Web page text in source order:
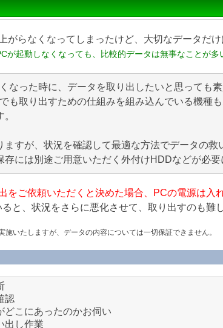
がらなくなってしまったけど、大切なデータだけ
が起動しなくなっても、比較的データは無事なことが多
なった時に、データを取り出したいと思っても
も取り出すための仕組みを組み込んでいる機種
ますが、状況を確認して最適な方法でデータの救
存には別途ご用意いただく外付けHDDなどが必要
をご依頼いただくと決めた場合、PCの電源は入
と、状況をさらに悪化させて、取り出すのも難
施いたしますが、データの内容については一切保証できません。
認
どこにあったのかお伺い
出し作業